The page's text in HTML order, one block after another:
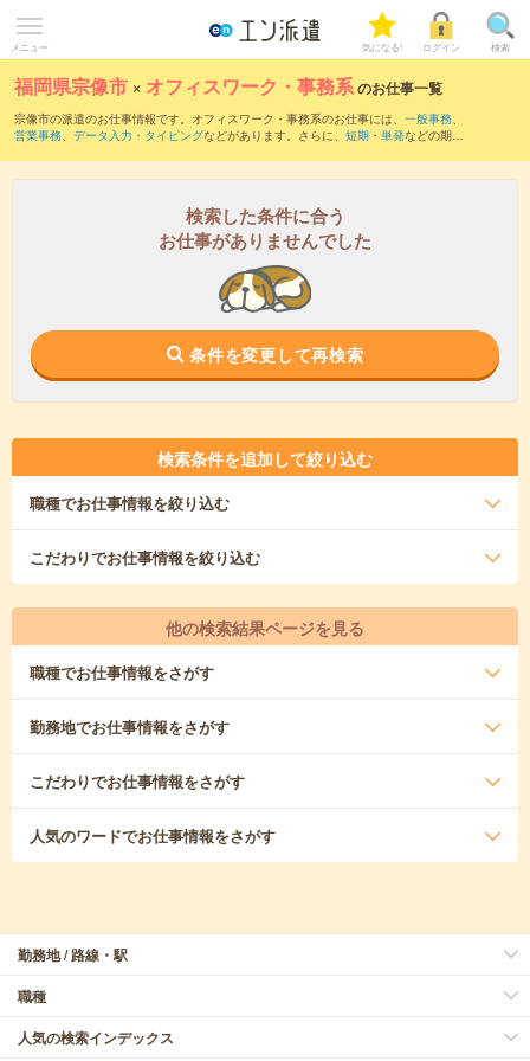
メニュー 気になる! ログイン 検索
福岡県宗像市 × オフィスワーク・事務系のお仕事一覧
宗像市の派遣のお仕事情報です。オフィスワーク・事務系のお仕事には、 一般事務、
営業事務、 データ入力・タイピングなどがあります。さらに、 短期 ・ 単発などの期間
検索した条件に合う
お仕事がありませんでした
条件を変更して再検索
検索条件を追加して絞り込む
職種でお仕事情報を絞り込む
こだわりでお仕事情報を絞り込む
他の検索結果ページを見る
職種でお仕事情報をさがす
勤務地でお仕事情報をさがす
こだわりでお仕事情報をさがす
人気のワードでお仕事情報をさがす
勤務地 / 路線・駅
職種
人気の検索インデックス